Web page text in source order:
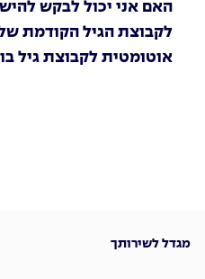
אוטומטית לקבוצת גיל
מגדל לשירותך